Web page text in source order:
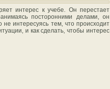
интерес к учебе. Он перестает
посторонними делами, он
интересуясь тем, что происходит
и как сделать, чтобы интерес